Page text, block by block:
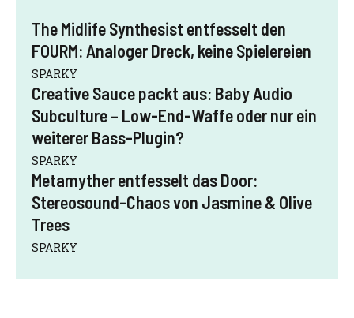
The Midlife Synthesist entfesselt den
FOURM: Analoger Dreck, keine Spielereien
SPARKY
Creative Sauce packt aus: Baby Audio
Subculture – Low-End-Waffe oder nur ein
weiterer Bass-Plugin?
SPARKY
Metamyther entfesselt das Door:
Stereosound-Chaos von Jasmine & Olive
Trees
SPARKY